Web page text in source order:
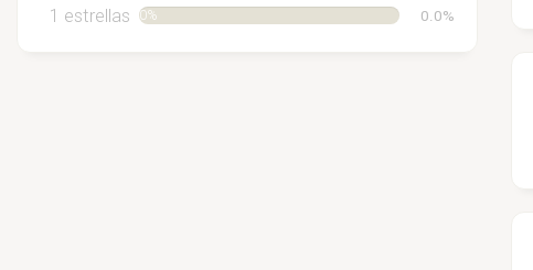
1 estrellas 0% 0.0%